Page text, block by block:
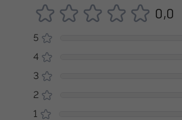
0,0
5
4
3
2
1